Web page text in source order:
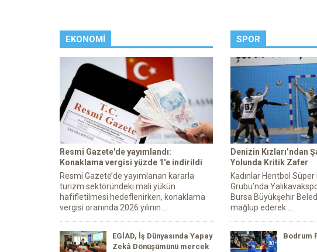
EKONOMI
Resmi Gazete'de yayımlandı:
Konaklama vergisi yüzde 1'e indirildi
Resmi Gazete’de yayımlanan kararla
turizm sektöründeki mali yükün
hafifletilmesi hedeflenirken, konaklama
vergisi oranında 2026 yılının ...
EGİAD, İş Dünyasında Yapay
Zekâ Dönüşümünü mercek
SPOR
Denizin Kızları’ndan
Yolunda Kritik Zafer
Kadınlar Hentbol
Grubu’nda
Bursa Büyükşehir
mağlup ederek ...
Bodrum